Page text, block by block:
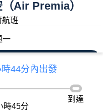
Air Premia）
航班
一
44分內出發
時45分
到達